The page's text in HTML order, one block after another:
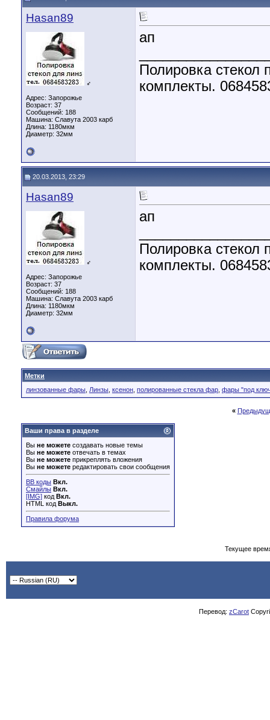
Hasan89
♂
Адрес: Запорожье
Возраст: 37
Сообщений: 188
Машина: Славута 2003 карб
Длина: 1180мкм
Диаметр: 32мм
ап
Полировка
комплекты.
20.03.2013, 23:29
Hasan89
♂
Адрес: Запорожье
Возраст: 37
Сообщений: 188
Машина: Славута 2003 карб
Длина: 1180мкм
Диаметр: 32мм
ап
Полировка
комплекты.
Метки
линзованные фары Линзы ксенон полированные стекла фар фары "под
«
Ваши права в разделе
Вы не можете создавать новые темы
Вы не можете отвечать в темах
Вы не можете прикреплять вложения
Вы не можете редактировать свои сообщения
BB коды Вкл.
Смайлы Вкл.
[IMG] код Вкл.
HTML код Выкл.
Правила форума
Текущее
Перевод: zCarot